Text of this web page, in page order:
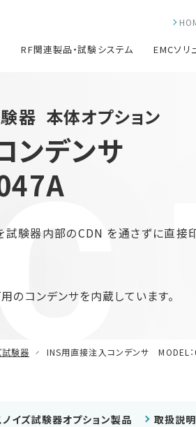
RF関連製品・試験システム EMCソリ
器 本体オプション
ンデンサ
試験器内部のCDN を通さずに直接
のコンデンサを内蔵しています。
試験器 INS用直接注入コンデンサ MODEL
イズ試験器オプション製品 取扱説